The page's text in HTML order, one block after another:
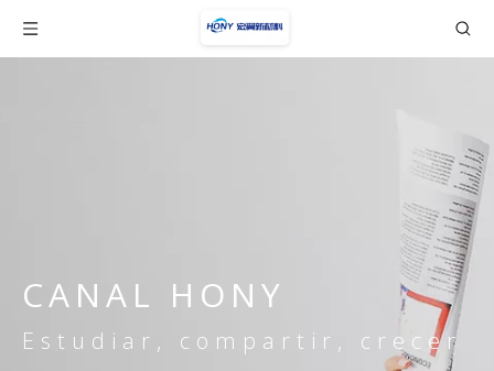
CANAL HONY
Estudiar, compartir, crecer